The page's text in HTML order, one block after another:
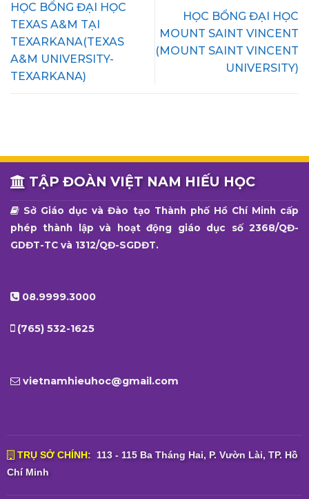
HỌC BỔNG ĐẠI HỌC
TEXAS A&M TẠI
TEXARKANA(TEXAS
A&M UNIVERSITY-
TEXARKANA)
HỌC BỔNG ĐẠI HỌC
MOUNT SAINT VINCENT
(MOUNT SAINT VINCENT
UNIVERSITY)
TẬP ĐOÀN VIỆT NAM HIẾU HỌC
Sở Giáo dục và Đào tạo Thành phố Hồ Chí Minh cấp
phép thành lập và hoạt động giáo dục số 2368/QĐ-
GDĐT-TC và 1312/QĐ-SGDĐT.
08.9999.3000
(765) 532-1625
vietnamhieuhoc@gmail.com
TRỤ SỞ CHÍNH: 113 - 115 Ba Tháng Hai, P. Vườn Lài, TP. Hồ
Chí Minh